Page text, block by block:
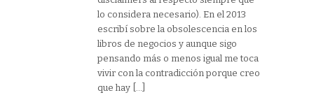
lo considera necesario). En el 2013
escribí sobre la obsolescencia en los
libros de negocios y aunque sigo
pensando más o menos igual me toca
vivir con la contradicción porque creo
que hay […]